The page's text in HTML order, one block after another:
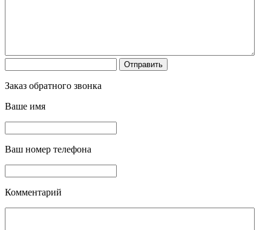
Заказ обратного звонка
Ваше имя
Ваш номер телефона
Комментарий